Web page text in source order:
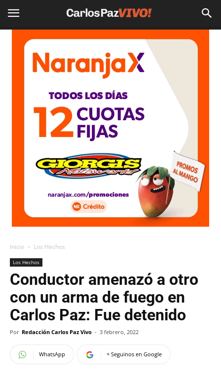
Inicio Los Hechos
Los Hechos
Conductor amenazó a otro
con un arma de fuego en
Carlos Paz: Fue detenido
Por Redacción Carlos Paz Vivo - 3 febrero, 2022
WhatsApp + Seguinos en Google